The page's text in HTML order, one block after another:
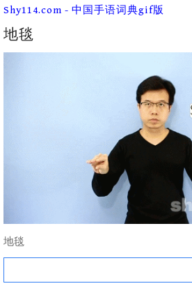
Skip
content
Shy114.com - 中国手语词典gif版
地毯
地毯
Search